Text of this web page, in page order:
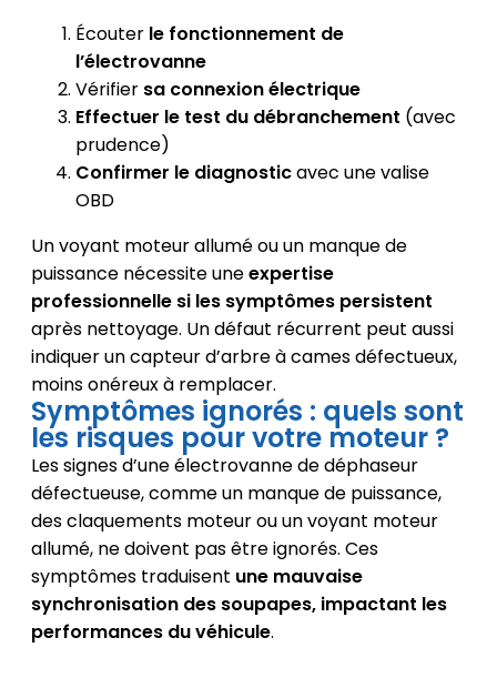
Écouter le fonctionnement de
l’électrovanne
Vérifier sa connexion électrique
Effectuer le test du débranchement (avec
prudence)
Confirmer le diagnosticavec une valise
OBD
Un voyant moteur allumé ou un manque de
puissance nécessite uneexpertise
professionnelle si les symptômes persistent
après nettoyage. Un défaut récurrent peut aussi
indiquer un capteur d’arbre à cames défectueux,
moins onéreux à remplacer.
Symptômes ignorés : quels sont
les risques pour votre moteur ?
Les signes d’une électrovanne de déphaseur
défectueuse, comme un manque de puissance,
des claquements moteur ou un voyant moteur
allumé, ne doivent pas être ignorés. Ces
symptômes traduisent une mauvaise
synchronisation des soupapes, impactant les
performances du véhicule.